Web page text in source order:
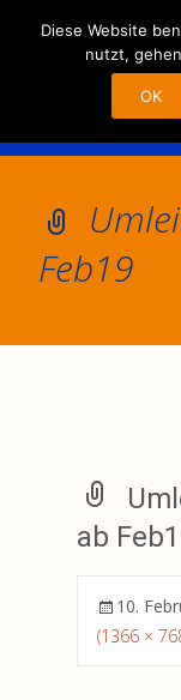
Feb19
ab
10.
(1366 ×
MENU
Diese Website
nutzt,
OK